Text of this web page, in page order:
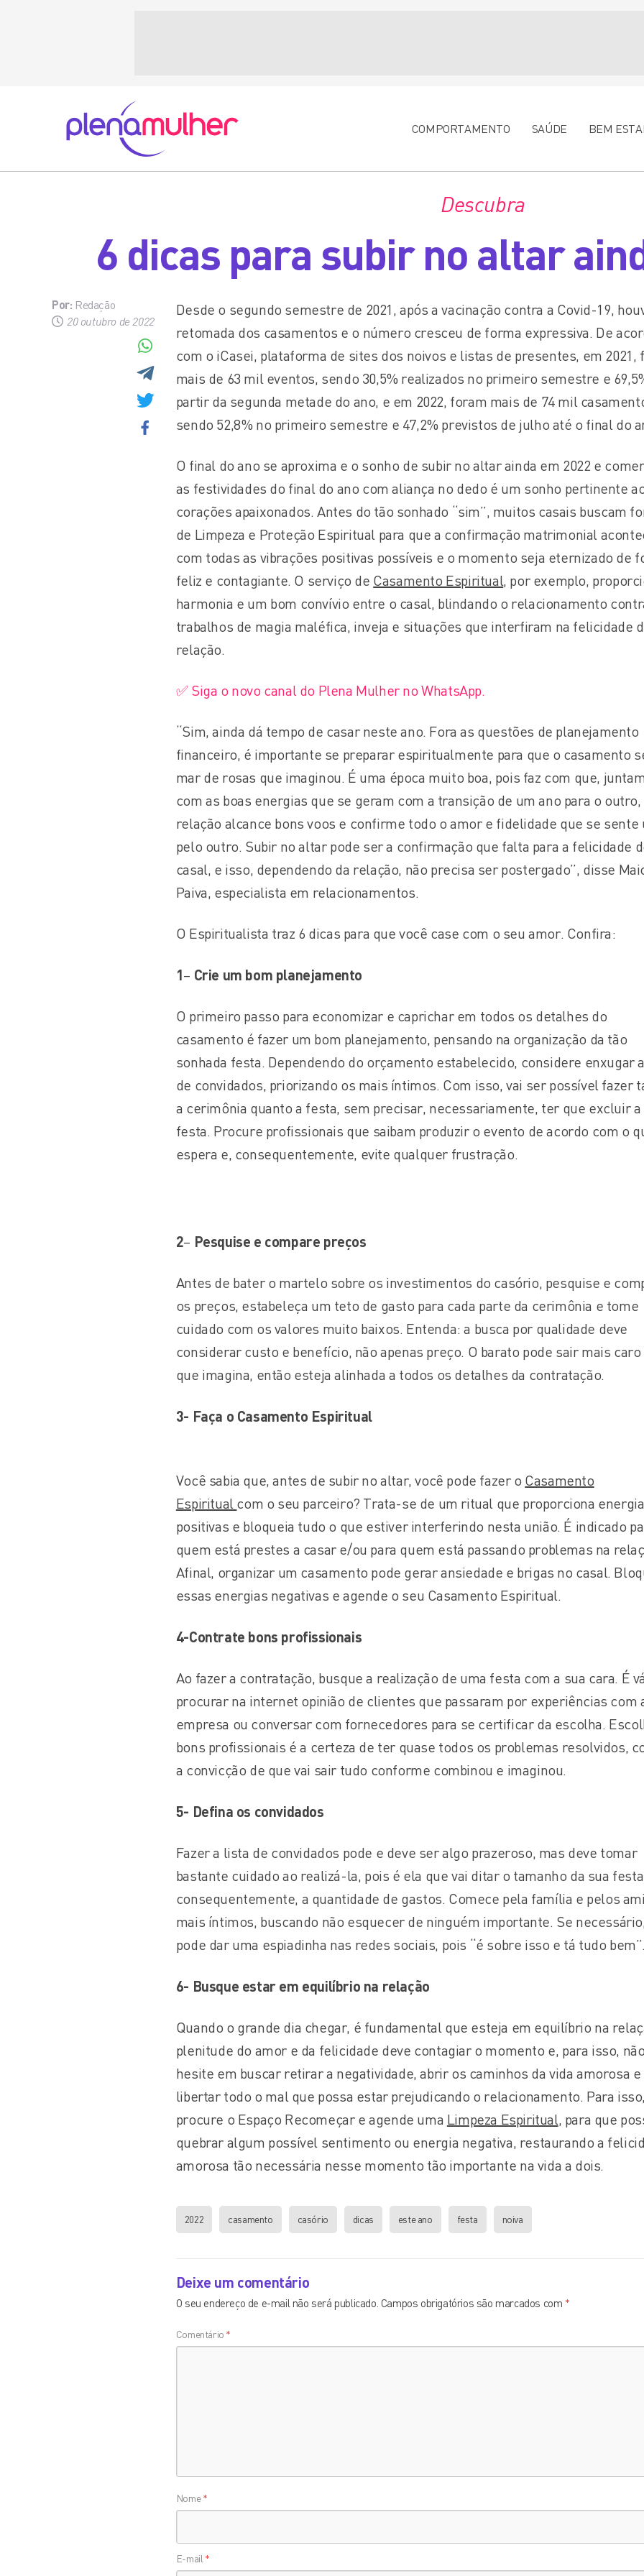
COMPORTAMENTO SAÚDE BEM
Descubra
6 dicas para subir no altar
Por: Redação
20 outubro de 2022
Desde o segundo semestre de 2021, após a vacinação contra a Covid-19,
retomada dos casamentos e o número cresceu de forma expressiva. De
com o iCasei, plataforma de sites dos noivos e listas de presentes, em 2021,
mais de 63 mil eventos, sendo 30,5% realizados no primeiro semestre e
partir da segunda metade do ano, e em 2022, foram mais de 74 mil
sendo 52,8% no primeiro semestre e 47,2% previstos de julho até o final do
O final do ano se aproxima e o sonho de subir no altar ainda em 2022 e
as festividades do final do ano com aliança no dedo é um sonho pertinente
corações apaixonados. Antes do tão sonhado “sim”, muitos casais buscam
de Limpeza e Proteção Espiritual para que a confirmação matrimonial
com todas as vibrações positivas possíveis e o momento seja eternizado de
feliz e contagiante. O serviço de Casamento Espiritual, por exemplo,
harmonia e um bom convívio entre o casal, blindando o relacionamento
trabalhos de magia maléfica, inveja e situações que interfiram na felicidade
relação.
✅ Siga o novo canal do Plena Mulher no WhatsApp.
“Sim, ainda dá tempo de casar neste ano. Fora as questões de planejamento
financeiro, é importante se preparar espiritualmente para que o casamento
mar de rosas que imaginou. É uma época muito boa, pois faz com que,
com as boas energias que se geram com a transição de um ano para o outro,
relação alcance bons voos e confirme todo o amor e fidelidade que se sente
pelo outro. Subir no altar pode ser a confirmação que falta para a felicidade
casal, e isso, dependendo da relação, não precisa ser postergado”, disse
Paiva, especialista em relacionamentos.
O Espiritualista traz 6 dicas para que você case com o seu amor. Confira:
1– Crie um bom planejamento
O primeiro passo para economizar e caprichar em todos os detalhes do
casamento é fazer um bom planejamento, pensando na organização da tão
sonhada festa. Dependendo do orçamento estabelecido, considere enxugar
de convidados, priorizando os mais íntimos. Com isso, vai ser possível fazer
a cerimônia quanto a festa, sem precisar, necessariamente, ter que excluir a
festa. Procure profissionais que saibam produzir o evento de acordo com o
espera e, consequentemente, evite qualquer frustração.
2– Pesquise e compare preços
Antes de bater o martelo sobre os investimentos do casório, pesquise e
os preços, estabeleça um teto de gasto para cada parte da cerimônia e tome
cuidado com os valores muito baixos. Entenda: a busca por qualidade deve
considerar custo e benefício, não apenas preço. O barato pode sair mais caro
que imagina, então esteja alinhada a todos os detalhes da contratação.
3- Faça o Casamento Espiritual
Você sabia que, antes de subir no altar, você pode fazer o Casamento
Espiritual com o seu parceiro? Trata-se de um ritual que proporciona
positivas e bloqueia tudo o que estiver interferindo nesta união. É indicado
quem está prestes a casar e/ou para quem está passando problemas na
Afinal, organizar um casamento pode gerar ansiedade e brigas no casal.
essas energias negativas e agende o seu Casamento Espiritual.
4-Contrate bons profissionais
Ao fazer a contratação, busque a realização de uma festa com a sua cara. É
procurar na internet opinião de clientes que passaram por experiências com
empresa ou conversar com fornecedores para se certificar da escolha.
bons profissionais é a certeza de ter quase todos os problemas resolvidos,
a convicção de que vai sair tudo conforme combinou e imaginou.
5- Defina os convidados
Fazer a lista de convidados pode e deve ser algo prazeroso, mas deve tomar
bastante cuidado ao realizá-la, pois é ela que vai ditar o tamanho da sua
consequentemente, a quantidade de gastos. Comece pela família e pelos
mais íntimos, buscando não esquecer de ninguém importante. Se necessário,
pode dar uma espiadinha nas redes sociais, pois “é sobre isso e tá tudo bem”.
6- Busque estar em equilíbrio na relação
Quando o grande dia chegar, é fundamental que esteja em equilíbrio na
plenitude do amor e da felicidade deve contagiar o momento e, para isso, não
hesite em buscar retirar a negatividade, abrir os caminhos da vida amorosa e
libertar todo o mal que possa estar prejudicando o relacionamento. Para isso,
procure o Espaço Recomeçar e agende uma Limpeza Espiritual, para que
quebrar algum possível sentimento ou energia negativa, restaurando a
amorosa tão necessária nesse momento tão importante na vida a dois.
2022 casamento casório dicas este ano festa noiva
Deixe um comentário
O seu endereço de e-mail não será publicado. Campos obrigatórios são marcados com *
Comentário *
Nome*
E-mail *